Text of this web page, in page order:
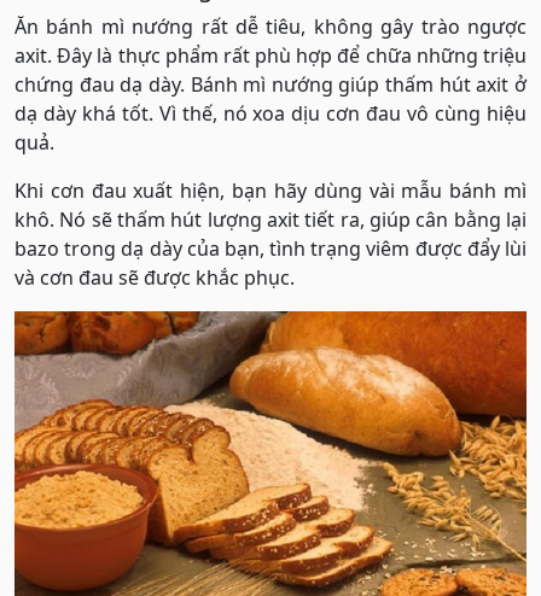
Ăn bánh mì nướng rất dễ tiêu, không gây trào ngược
axit. Đây là thực phẩm rất phù hợp để chữa những triệu
chứng đau dạ dày. Bánh mì nướng giúp thấm hút axit ở
dạ dày khá tốt. Vì thế, nó xoa dịu cơn đau vô cùng hiệu
quả.
Khi cơn đau xuất hiện, bạn hãy dùng vài mẫu bánh mì
khô. Nó sẽ thấm hút lượng axit tiết ra, giúp cân bằng lại
bazo trong dạ dày của bạn, tình trạng viêm được đẩy lùi
và cơn đau sẽ được khắc phục.